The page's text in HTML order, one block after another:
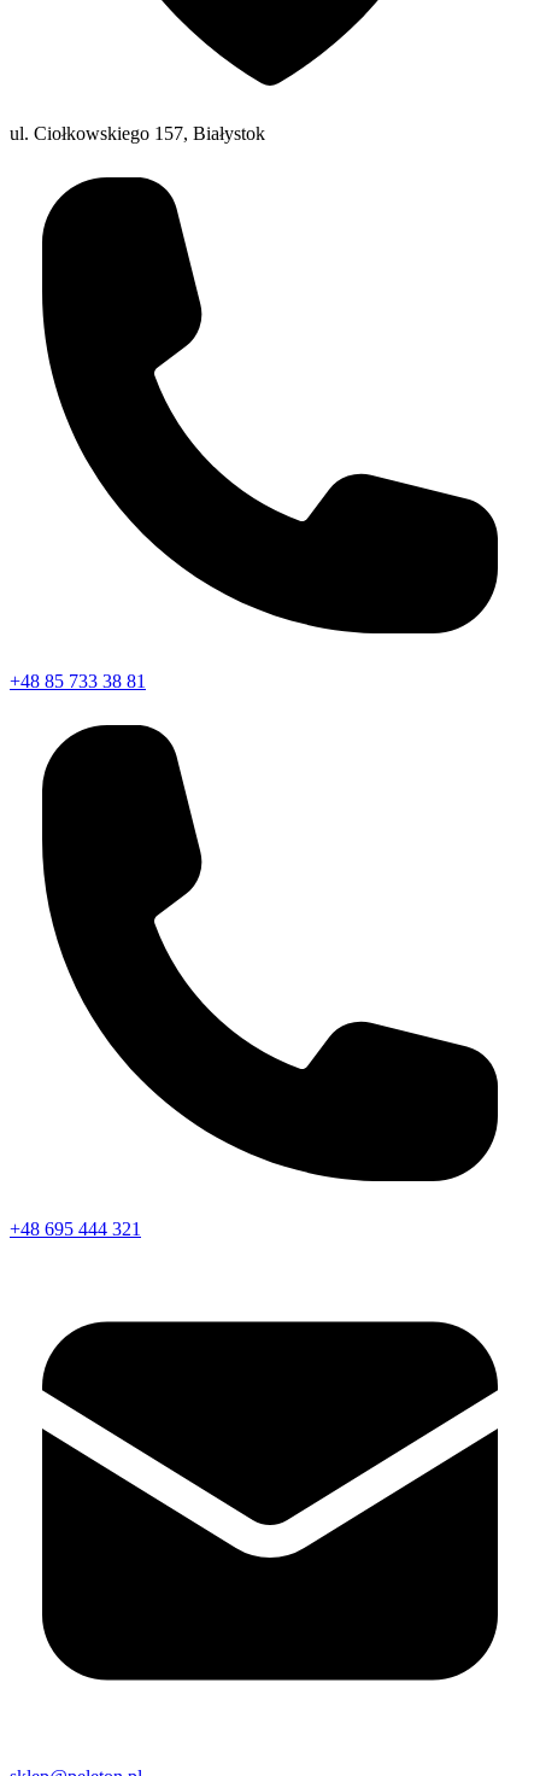
ul. Ciołkowskiego 157, Białystok
+48 85 733 38 81
+48 695 444 321